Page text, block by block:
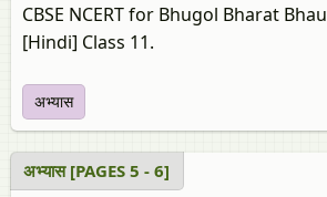
CBSE NCERT for Bhugol Bharat
[Hindi] Class 11.
अभ्यास
अभ्यास [PAGES 5 - 6]